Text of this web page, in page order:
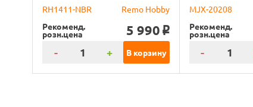
RH1411-NBR
Remo Hobby
Рекоменд.
розн.цена 5 990 o
- + В корзину
MJX-20208
Рекоменд.
розн.цена
-